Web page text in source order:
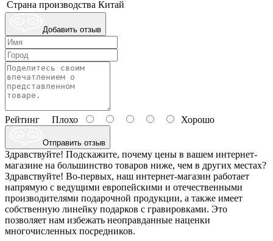
Страна производства Китай
Добавить отзыв
Рейтинг Плохо Хорошо
Отправить отзыв
Здравствуйте! Подскажите, почему цены в вашем интернет-
магазине на большинство товаров ниже, чем в других местах?
Здравствуйте! Во-первых, наш интернет-магазин работает
напрямую с ведущими европейскими и отечественными
производителями подарочной продукции, а также имеет
собственную линейку подарков с гравировками. Это
позволяет нам избежать неоправданные наценки
многочисленных посредников.